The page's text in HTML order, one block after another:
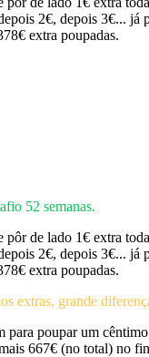
2€, depois 3€... já
extra poupadas.
52 semanas.
de lado 1€ extra
2€, depois 3€... já
extra poupadas.
extras, grande
para poupar um
667€ (no total) no